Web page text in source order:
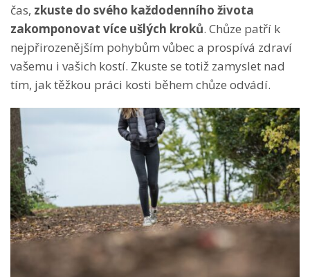
čas, zkuste do svého každodenního života
zakomponovat více ušlých kroků. Chůze patří k
nejpřirozenějším pohybům vůbec a prospívá zdraví
vašemu i vašich kostí. Zkuste se totiž zamyslet nad
tím, jak těžkou práci kosti během chůze odvádí.